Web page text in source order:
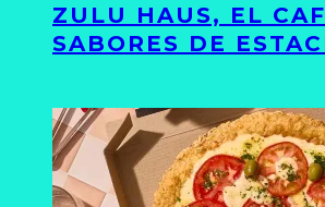
ZULU HAUS, EL
SABORES DE